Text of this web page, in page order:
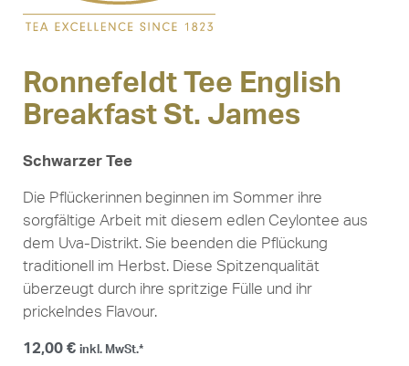
Ronnefeldt Tee English
Breakfast St. James
Schwarzer Tee
Die Pflückerinnen beginnen im Sommer ihre
sorgfältige Arbeit mit diesem edlen Ceylontee aus
dem Uva-Distrikt. Sie beenden die Pflückung
traditionell im Herbst. Diese Spitzenqualität
überzeugt durch ihre spritzige Fülle und ihr
prickelndes Flavour.
12,00 € inkl. MwSt.*